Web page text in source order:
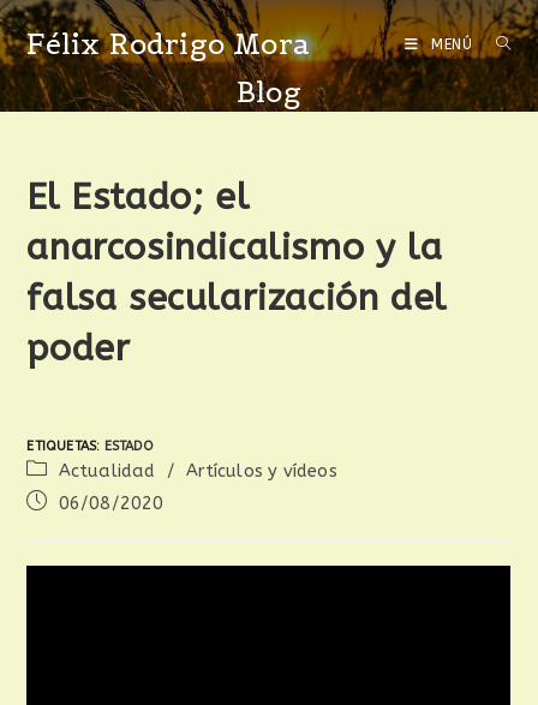
Félix Rodrigo Mora MENÚ
Blog
El Estado; el
anarcosindicalismo y la
falsa secularización del
poder
ETIQUETAS: ESTADO
Actualidad /
Artículos y vídeos
06/08/2020